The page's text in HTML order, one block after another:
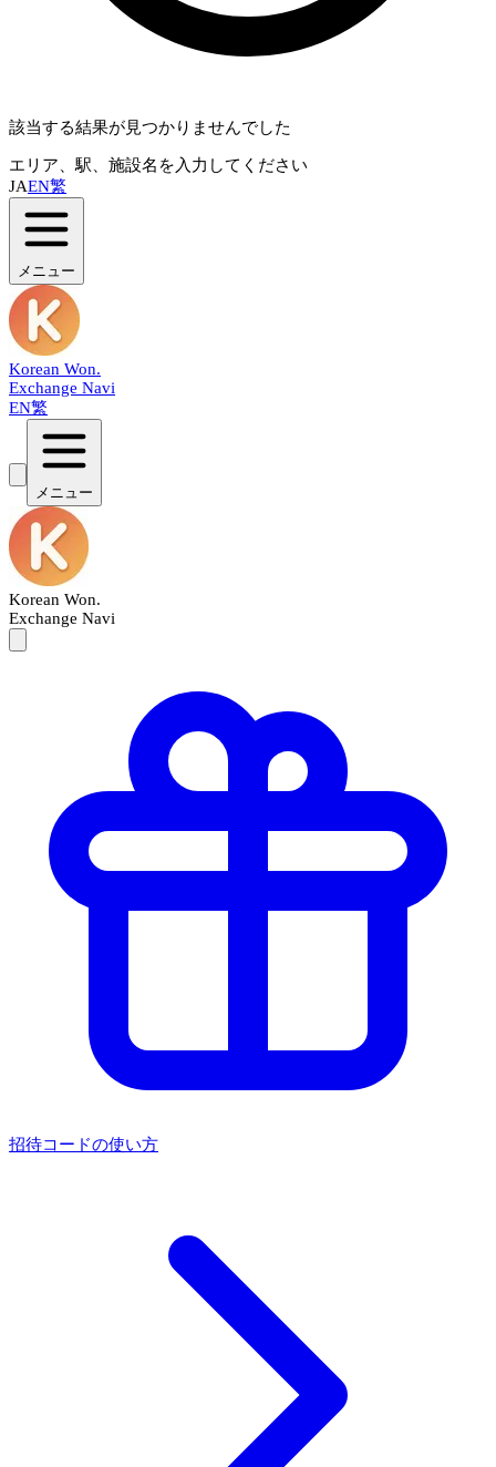
該当する結果が見つかりませんでした
エリア、駅、施設名を入力してください
JAEN繁
メニュー
Korean Won.
Exchange Navi
EN繁
メニュー
Korean Won.
Exchange Navi
招待コードの使い方